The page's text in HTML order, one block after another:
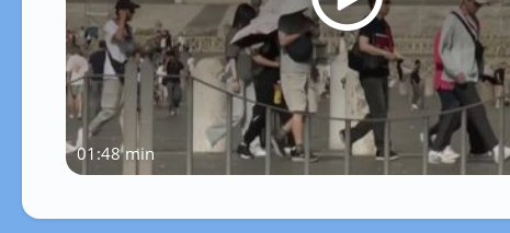
01:48 min